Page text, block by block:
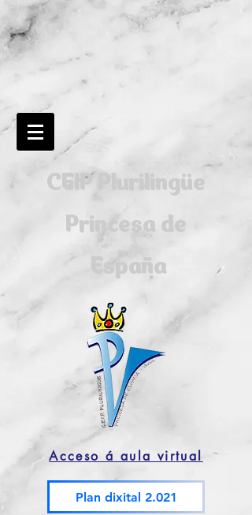
CEIP Plurilingüe
Princesa de
España
Acceso á aula virtual
Plan dixital 2.021